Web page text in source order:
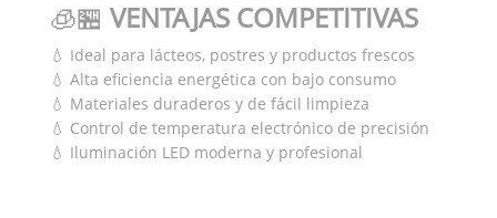
🧊🏪 VENTAJAS COMPETITIVAS
💧 Ideal para lácteos, postres y productos frescos
💧 Alta eficiencia energética con bajo consumo
💧 Materiales duraderos y de fácil limpieza
💧 Control de temperatura electrónico de precisión
💧 Iluminación LED moderna y profesional